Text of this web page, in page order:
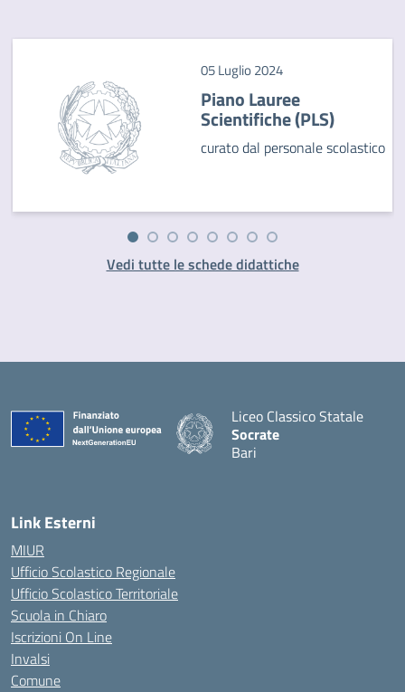
05 Luglio 2024
Piano Lauree
Scientifiche (PLS)
curato dal personale scolastico
Vedi tutte le schede didattiche
Liceo Classico Statale
Socrate
Bari
Link Esterni
MIUR
Ufficio Scolastico Regionale
Ufficio Scolastico Territoriale
Scuola in Chiaro
Iscrizioni On Line
Invalsi
Comune